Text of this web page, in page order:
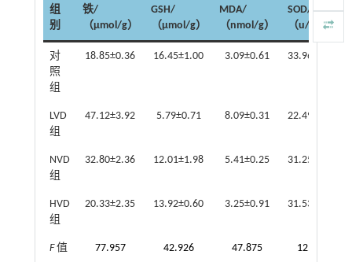
组
别
铁/
（μmol/g）
GSH/
（μmol/g）
MDA/
（nmol/g）
SOD/
（u/mg）
对
照
组
18.85±0.36 16.45±1.00 3.09±0.61 33.96±4.27
LVD
组
47.12±3.92 5.79±0.71 8.09±0.31 22.49±1.71
NVD
组
32.80±2.36 12.01±1.98 5.41±0.25 31.25±0.85
HVD
组
20.33±2.35 13.92±0.60 3.25±0.91 31.53±1.45
F值 77.957 42.926 47.875 12.641